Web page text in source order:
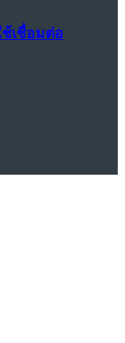
เชื่อมต่อ